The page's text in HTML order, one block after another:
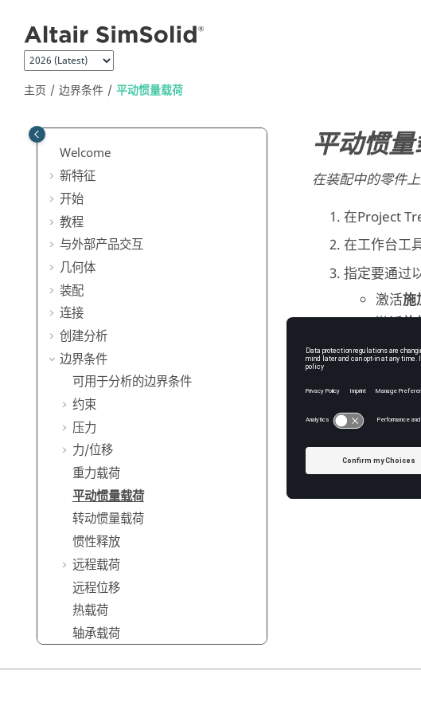
主页 边界条件 平动惯量载荷
Welcome
新特征
开始
教程
与外部产品交互
几何体
装配
连接
创建分析
边界条件
可用于分析的边界条件
约束
压力
力/位移
重力载荷
平动惯量载荷
转动惯量载荷
惯性释放
远程载荷
远程位移
热载荷
轴承载荷
平动惯
在装配中的零件
在Project
在工作台工
指定要通过
激活施
激活施
在 X、Y 和
指定加速度
点击
OK
表示惯性载